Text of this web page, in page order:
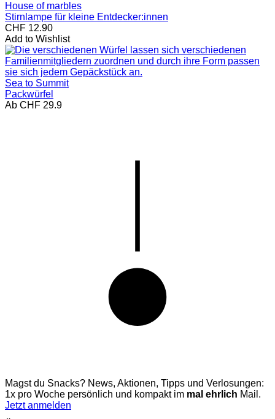
House of marbles
Stirnlampe für kleine Entdecker:innen
CHF 12.90
Add to Wishlist
Sea to Summit
Packwürfel
Ab CHF 29.9
Magst du Snacks? News, Aktionen, Tipps und Verlosungen:
1x pro Woche persönlich und kompakt im mal ehrlich Mail.
Jetzt anmelden